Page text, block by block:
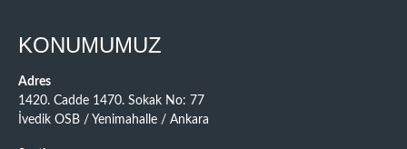
KONUMUMUZ
Adres
1420. Cadde 1470. Sokak No: 77
İvedik OSB / Yenimahalle / Ankara